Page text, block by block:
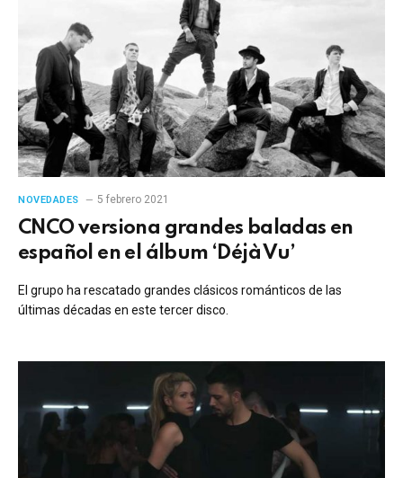
NOVEDADES 5 febrero 2021
CNCO versiona grandes baladas en
español en el álbum ‘Déjà Vu’
El grupo ha rescatado grandes clásicos románticos de las
últimas décadas en este tercer disco.